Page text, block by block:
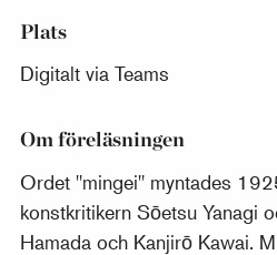
Plats
Digitalt via Teams
Om föreläsningen
Ordet "mingei" myntades
konstkritikern Sōetsu Yanagi
Hamada och Kanjirō Kawai.